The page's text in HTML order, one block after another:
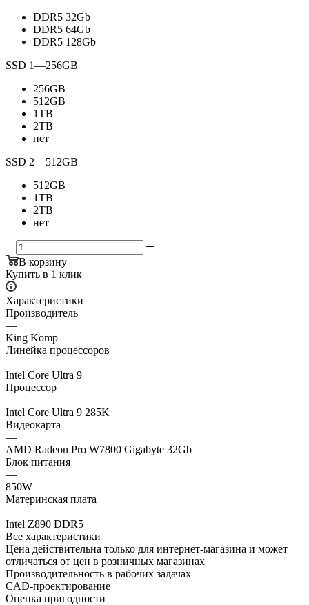
DDR5 32Gb
DDR5 64Gb
DDR5 128Gb
SSD 1—256GB
256GB
512GB
1TB
2TB
нет
SSD 2—512GB
512GB
1TB
2TB
нет
В корзину
Купить в 1 клик
Характеристики
Производитель
—
King Komp
Линейка процессоров
—
Intel Core Ultra 9
Процессор
—
Intel Core Ultra 9 285K
Видеокарта
—
AMD Radeon Pro W7800 Gigabyte 32Gb
Блок питания
—
850W
Материнская плата
—
Intel Z890 DDR5
Все характеристики
Цена действительна только для интернет-магазина и может
отличаться от цен в розничных магазинах
Производительность в рабочих задачах
CAD-проектирование
Оценка пригодности